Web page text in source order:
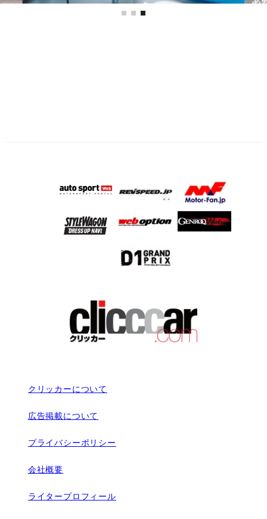
クリッカーについて
広告掲載について
プライバシーポリシー
会社概要
ライタープロフィール